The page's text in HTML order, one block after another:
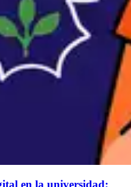
en la universidad: